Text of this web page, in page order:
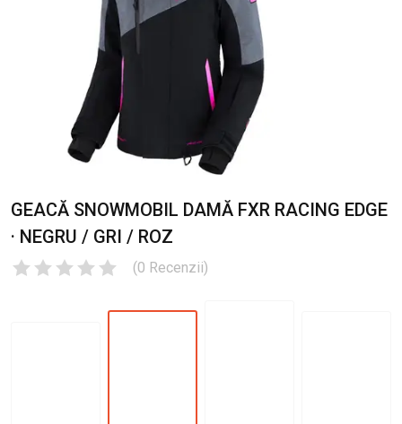
GEACĂ SNOWMOBIL DAMĂ FXR RACING EDGE
· NEGRU / GRI / ROZ
(0 Recenzii)